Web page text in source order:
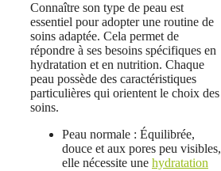
Connaître son type de peau est
essentiel pour adopter une routine de
soins adaptée. Cela permet de
répondre à ses besoins spécifiques en
hydratation et en nutrition. Chaque
peau possède des caractéristiques
particulières qui orientent le choix des
soins.
Peau normale : Équilibrée,
douce et aux pores peu visibles,
elle nécessite une hydratation